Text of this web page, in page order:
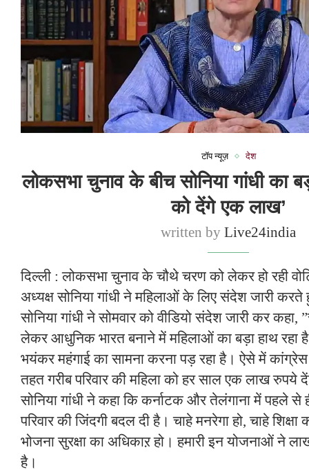
टॉप न्यूज़ देश
लोकसभा चुनाव के बीच सोनिया गांधी का
को देंगे एक लाख’
written byLive24india
दिल्ली : लोकसभा चुनाव के चौथे चरण को लेकर हो रही
अध्यक्ष सोनिया गांधी ने महिलाओं के लिए संदेश जारी करते
सोनिया गांधी ने सोमवार को वीडियो संदेश जारी कर
लेकर आधुनिक भारत बनाने में महिलाओं का बड़ा हाथ
भयंकर महंगाई का सामना करना पड़ रहा है। ऐसे में कांग्रेस
तहत गरीब परिवार की महिला को हर साल एक लाख रुपये
सोनिया गांधी ने कहा कि कर्नाटक और तेलंगाना में पहले से
परिवार की जिंदगी बदल दी है। चाहे मनरेगा हो, चाहे शिक्षा
भोजना सुरक्षा का अधिकाऱ हो। हमारी इन योजनाओं ने
है।